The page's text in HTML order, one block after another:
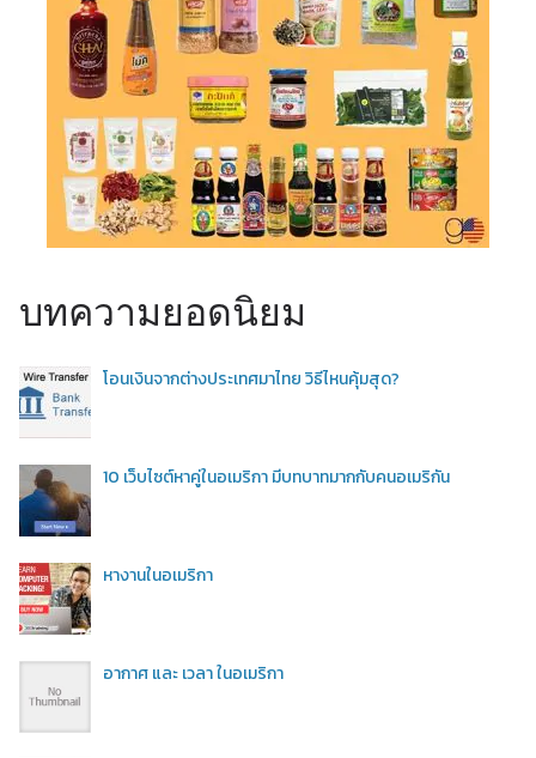
บทความยอดนิยม
โอนเงินจากต่างประเทศมาไทย วิธีไหนคุ้มสุด?
10 เว็บไซต์หาคู่ในอเมริกา มีบทบาทมากกับคนอเมริกัน
หางานในอเมริกา
อากาศ และ เวลา ในอเมริกา